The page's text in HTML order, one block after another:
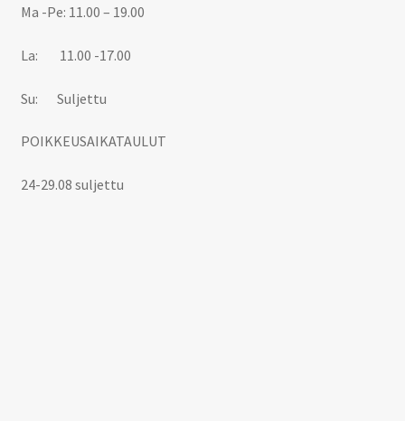
Ma -Pe: 11.00 – 19.00
La: 11.00 -17.00
Su: Suljettu
POIKKEUSAIKATAULUT
24-29.08 suljettu